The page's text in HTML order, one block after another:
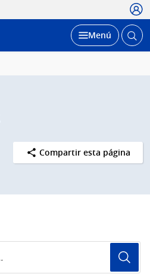
Desplegar
Menú Abrir
Compartir esta página